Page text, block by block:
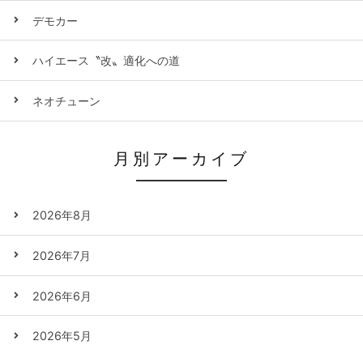
デモカー
ハイエース〝改〟適化への道
ネオチューン
月別アーカイブ
2026年8月
2026年7月
2026年6月
2026年5月